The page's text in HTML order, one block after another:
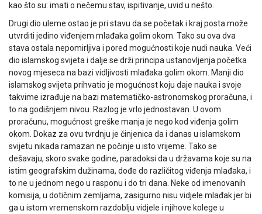
kao što su: imati o nečemu stav, ispitivanje, uvid u nešto.
Drugi dio uleme ostao je pri stavu da se početak i kraj posta može
utvrditi jedino viđenjem mlađaka golim okom. Tako su ova dva
stava ostala nepomirljiva i pored mogućnosti koje nudi nauka. Veći
dio islamskog svijeta i dalje se drži principa ustanovljenja početka
novog mjeseca na bazi vidljivosti mlađaka golim okom. Manji dio
islamskog svijeta prihvatio je mogućnost koju daje nauka i svoje
takvime izrađuje na bazi matematičko-astronomskog proračuna, i
to na godišnjem nivou. Razlog je vrlo jednostavan. U ovom
proračunu, mogućnost greške manja je nego kod viđenja golim
okom. Dokaz za ovu tvrdnju je činjenica da i danas u islamskom
svijetu nikada ramazan ne počinje u isto vrijeme. Tako se
dešavaju, skoro svake godine, paradoksi da u državama koje su na
istim geografskim dužinama, dođe do različitog viđenja mlađaka, i
to ne u jednom nego u rasponu i do tri dana. Neke od imenovanih
komisija, u dotičnim zemljama, zasigurno nisu vidjele mlađak jer bi
ga u istom vremenskom razdoblju vidjele i njihove kolege u